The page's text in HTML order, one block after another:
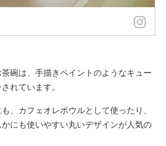
碗は、手描きペイントのようなキュー
れています。
、カフェオレボウルとして使ったり、
にも使いやすい丸いデザインが人気の